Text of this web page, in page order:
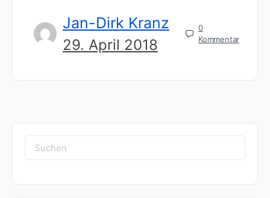
Jan-Dirk Kranz
29. April 2018
0
Kommentar
Suchen
nach: